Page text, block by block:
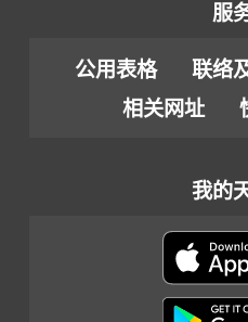
服
公用表格 联络
相关网址
我的